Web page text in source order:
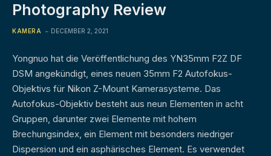
Photography Review
KAMERA DECEMBER 2, 2021
Yongnuo hat die Veröffentlichung des YN35mm F2Z DF
DSM angekündigt, eines neuen 35mm F2 Autofokus-
Objektivs für Nikon Z-Mount Kamerasysteme. Das
Autofokus-Objektiv besteht aus neun Elementen in acht
Gruppen, darunter zwei Elemente mit hohem
Brechungsindex, ein Element mit besonders niedriger
Dispersion und ein asphärisches Element. Es verwendet